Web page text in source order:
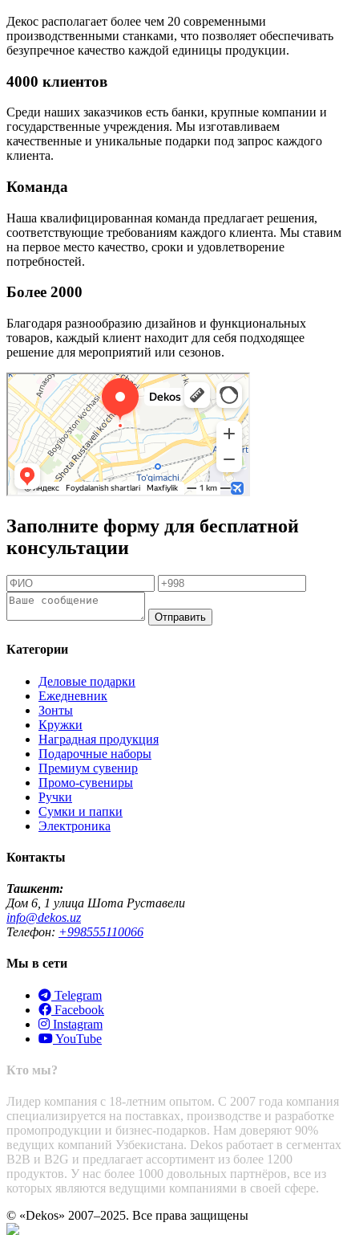
Декос располагает более чем 20 современными
производственными станками, что позволяет обеспечивать
безупречное качество каждой единицы продукции.
4000 клиентов
Среди наших заказчиков есть банки, крупные компании и
государственные учреждения. Мы изготавливаем
качественные и уникальные подарки под запрос каждого
клиента.
Команда
Наша квалифицированная команда предлагает решения,
соответствующие требованиям каждого клиента. Мы ставим
на первое место качество, сроки и удовлетворение
потребностей.
Более 2000
Благодаря разнообразию дизайнов и функциональных
товаров, каждый клиент находит для себя подходящее
решение для мероприятий или сезонов.
Заполните форму для бесплатной
консультации
Отправить
Категории
Деловые подарки
Ежедневник
Зонты
Кружки
Наградная продукция
Подарочные наборы
Премиум сувенир
Промо-сувениры
Ручки
Сумки и папки
Электроника
Контакты
Ташкент:
Дом 6, 1 улица Шота Руставели
info@dekos.uz
Телефон: +998555110066
Мы в сети
Telegram
Facebook
Instagram
YouTube
Кто мы?
Лидер компания с 18-летним опытом. С 2007 года компания
специализируется на поставках, производстве и разработке
промопродукции и бизнес-подарков. Нам доверяют 90%
ведущих компаний Узбекистана. Dekos работает в сегментах
B2B и B2G и предлагает ассортимент из более 1200
продуктов. У нас более 1000 довольных партнёров, все из
которых являются ведущими компаниями в своей сфере.
© «Dekos» 2007–2025. Все права защищены